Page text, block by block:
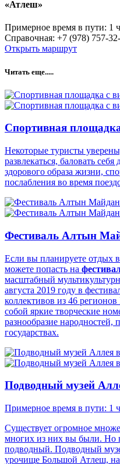
«Атлеш»
Примерное время в пути: 1
Справочная: +7 (978)
Открыть маршрут
Читать еще.....
Спортивная
Некоторые туристы
развлекаться, баловать
здорового образа жизни,
послабления во время
Фестиваль Алтын
Если вы планируете отдых
можете попасть на
масштабный
августа 2019 году в
коллективов из 46
собой яркие творческие
разнообразие
государствах.
Подводный музей
Примерное время в пути: 1
Существует огромное
многих из них вы были. Но
подводный. Подводный
урочище Большой Атлеш,